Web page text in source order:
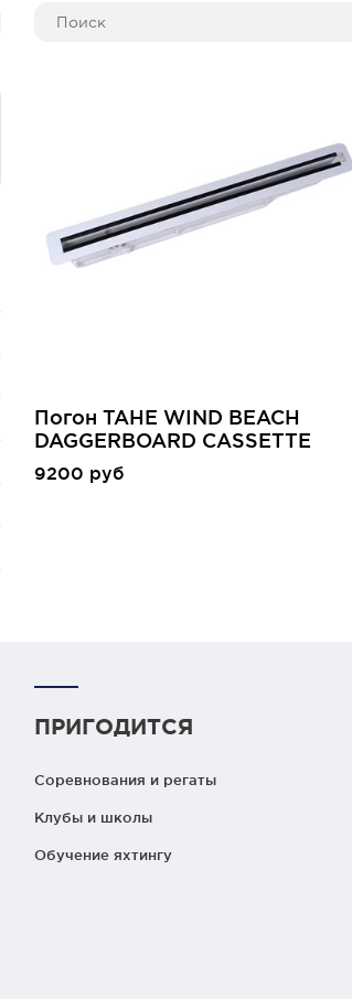
Погон TAHE WIND BEACH
DAGGERBOARD CASSETTE
9200 руб
ПРИГОДИТСЯ
Соревнования и регаты
Клубы и школы
Обучение яхтингу